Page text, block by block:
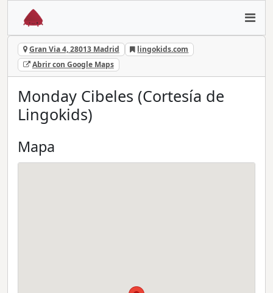
Gran Via 4, 28013 Madrid
lingokids.com
Abrir con Google Maps
Monday Cibeles (Cortesía de
Lingokids)
Mapa